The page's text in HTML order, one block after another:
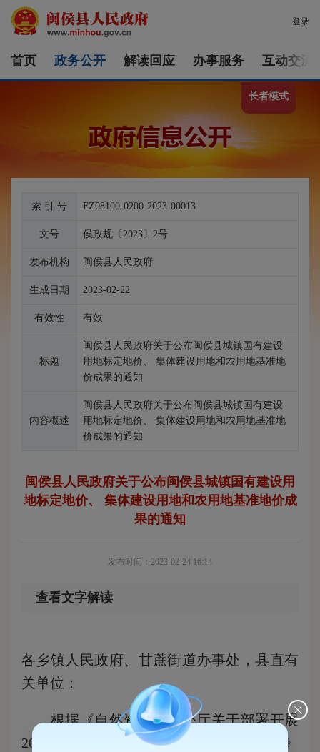
登录
首页 政务公开 解读回应 办事服务 互动交流
长者模式
索 引 号 FZ08100-0200-2023-00013
文号 侯政规〔2023〕2号
发布机构 闽侯县人民政府
生成日期 2023-02-22
有效性 有效
标题
闽侯县人民政府关于公布闽侯县城镇国有建设
用地标定地价、 集体建设用地和农用地基准地
价成果的通知
内容概述
闽侯县人民政府关于公布闽侯县城镇国有建设
用地标定地价、 集体建设用地和农用地基准地
价成果的通知
闽侯县人民政府关于公布闽侯县城镇国有建设用
地标定地价、 集体建设用地和农用地基准地价成
果的通知
发布时间：2023-02-24 16:14
查看文字解读
各乡镇人民政府、甘蔗街道办事处，县直有
关单位：
根据《自然资源部办公厅关于部署开展
2019年度自然资源评价评估工作的通知》